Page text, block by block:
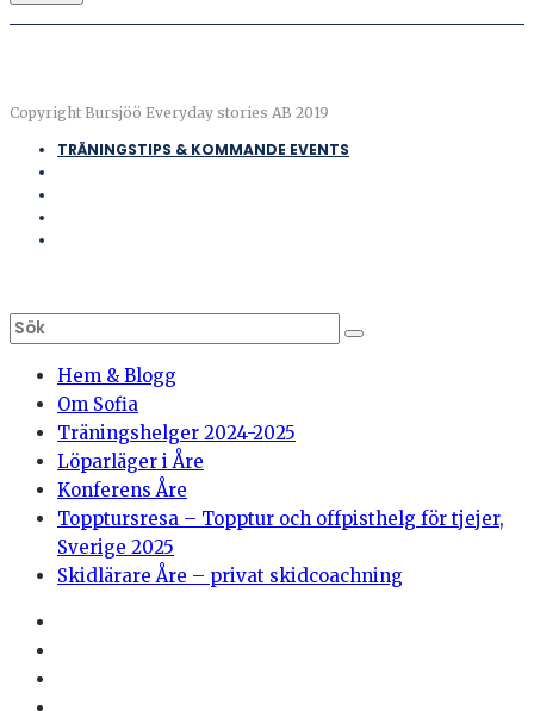
Copyright Bursjöö Everyday stories AB 2019
TRÄNINGSTIPS & KOMMANDE EVENTS
Hem & Blogg
Om Sofia
Träningshelger 2024-2025
Löparläger i Åre
Konferens Åre
Topptursresa – Topptur och offpisthelg för tjejer,
Sverige 2025
Skidlärare Åre – privat skidcoachning